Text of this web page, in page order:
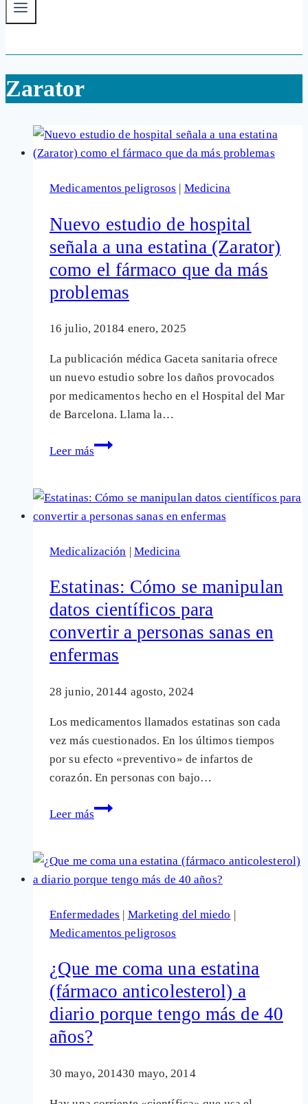
Zarator
Medicamentos peligrosos Medicina
Nuevo estudio de hospital
señala a una estatina (Zarator)
como el fármaco que da más
problemas
16 julio, 20184 enero, 2025
La publicación médica Gaceta sanitaria ofrece
un nuevo estudio sobre los daños provocados
por medicamentos hecho en el Hospital del Mar
de Barcelona. Llama la…
Leer más
Nuevo
hospital
señala
una
(Zarator)
como
el
que
da
problemas
Medicalización | Medicina
Estatinas: Cómo se manipulan
datos científicos para
convertir a personas sanas en
enfermas
28 junio, 20144 agosto, 2024
Los medicamentos llamados estatinas son cada
vez más cuestionados. En los últimos tiempos
por su efecto «preventivo» de infartos de
corazón. En personas con bajo…
Leer más
Estatinas:
manipulan
datos
para
convertir
personas
sanas
en
Enfermedades | Marketing del miedo |
Medicamentos peligrosos
¿Que me coma una estatina
(fármaco anticolesterol) a
diario porque tengo más de 40
años?
30 mayo, 201430 mayo, 2014